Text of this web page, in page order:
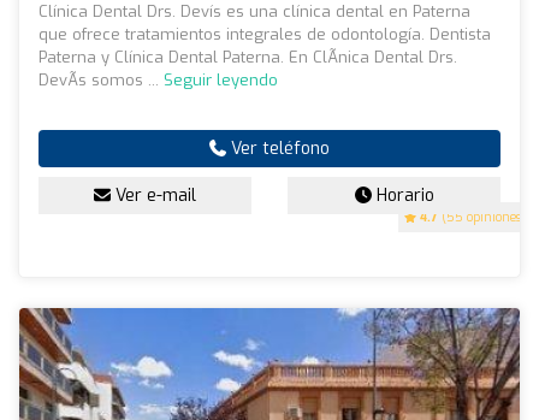
4.7 (55 opiniones)
Clínica Dental Drs. Devís es una clínica dental en Paterna
que ofrece tratamientos integrales de odontología. Dentista
Paterna y Clínica Dental Paterna. En ClÃ­nica Dental Drs.
DevÃ­s somos ... Seguir leyendo
Ver teléfono
Ver e-mail Horario